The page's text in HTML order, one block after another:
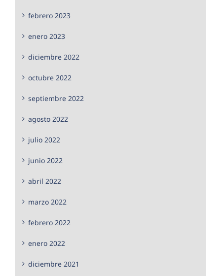
febrero 2023
enero 2023
diciembre 2022
octubre 2022
septiembre 2022
agosto 2022
julio 2022
junio 2022
abril 2022
marzo 2022
febrero 2022
enero 2022
diciembre 2021